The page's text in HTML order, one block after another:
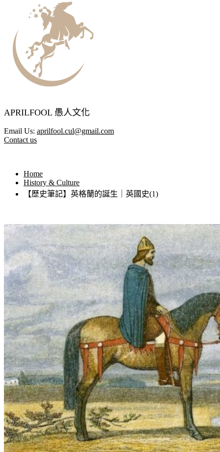
APRILFOOL 愚人文化
Email Us: aprilfool.cul@gmail.com
Contact us
Home
History & Culture
【歷史筆記】英格蘭的誕生｜英國史(1)